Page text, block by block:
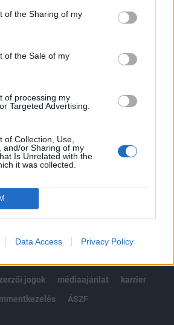
of the Sharing of my
of the Sale of my
of processing my
Targeted Advertising.
of Collection, Use,
and/or Sharing of my
Is Unrelated with the
it was collected.
Data Access Privacy Policy
tartalmazza:
elmúlt 2 év napon belüli
Előfizetés
VAGY?BEJELENTKEZÉS
© 2026 Portfolio
jogok médiaajánlat
karrier
ÁSZF